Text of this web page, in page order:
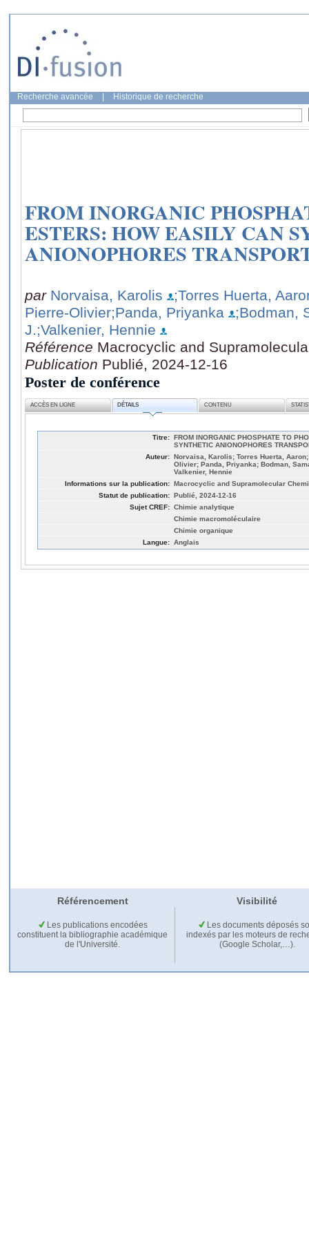
Recherche avancée Historique de recherche
FROM INORGANIC
ESTERS: HOW EASILY CAN
ANIONOPHORES
par Norvaisa, Karolis
;Torres Huerta,
Pierre-Olivier;Panda, Priyanka
;Bodman,
J.;Valkenier, Hennie
Référence Macrocyclic and
Publication Publié, 2024-12-16
Poster de conférence
ACCÈS EN LIGNE DÉTAILS CONTENU
Titre: FROM INORGANIC PHOSPHATE TO
SYNTHETIC ANIONOPHORES
Auteur: Norvaisa, Karolis; Torres Huerta,
Olivier; Panda, Priyanka; Bodman,
Valkenier, Hennie
Informations sur la publication: Macrocyclic and Supramolecular
Statut de publication: Publié, 2024-12-16
Sujet CREF: Chimie analytique
Chimie macromoléculaire
Chimie organique
Langue: Anglais
Référencement Visibilité
Les publications encodées
constituent la bibliographie académique
de l'Université.
Les documents déposés
indexés par les moteurs de
(Google Scholar,…).